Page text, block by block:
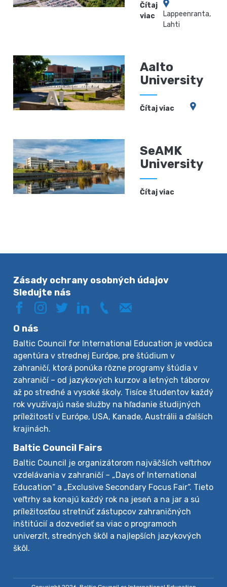
Čítaj
viac
Lappeenranta,
Lahti
Aalto
University
Čítaj viac
SeAMK
University
Čítaj viac
Zásady ochrany osobných údajov
Sledujte nás
O nás
Baltic Council for International Education je vedúca
agentúra v strednej Európe, pre štúdium v
zahraničí, ktorá ponúka rôzne programy štúdia v
zahraničí – od jazykových kurzov a letných táborov
až po stredné a vysoké školy. Tisíce študentov každý
rok využívajú naše služby na hľadanie študijných
príležitostí v Európe, USA, Kanade, Austrálii a ďalších
krajinách.
Baltic Council Fairs
Baltic Council je organizátorom najväčších veľtrhov
vzdelávania v zahraničí – „Days of International
Education“ a „Exclusive Secondary Focus Fair“. Tieto
veľtrhy sa konajú každý rok na jeseň a na jar a sú
príležitosťou stretnúť zástupcov zahraničných
inštitúcií a dozvedieť sa viac o programoch
univerzít, stredných škôl a najlepších jazykových
škôl.